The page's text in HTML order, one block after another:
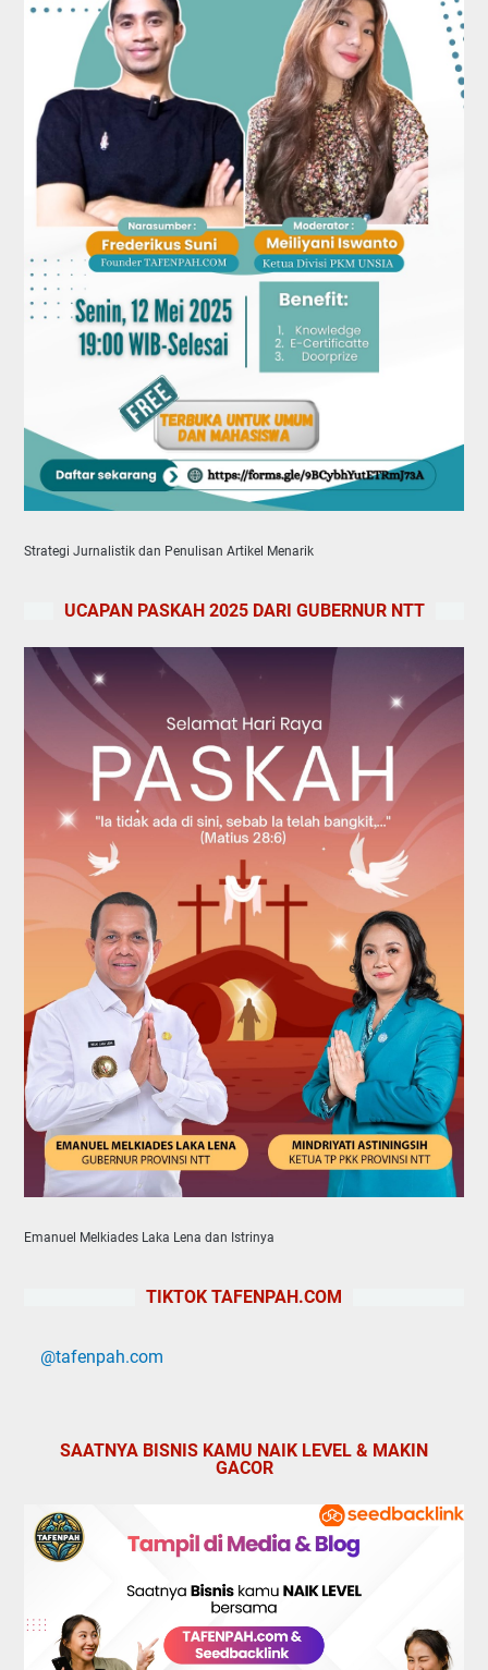
Strategi Jurnalistik dan Penulisan Artikel Menarik
UCAPAN PASKAH 2025 DARI GUBERNUR NTT
Emanuel Melkiades Laka Lena dan Istrinya
TIKTOK TAFENPAH.COM
@tafenpah.com
SAATNYA BISNIS KAMU NAIK LEVEL & MAKIN
GACOR